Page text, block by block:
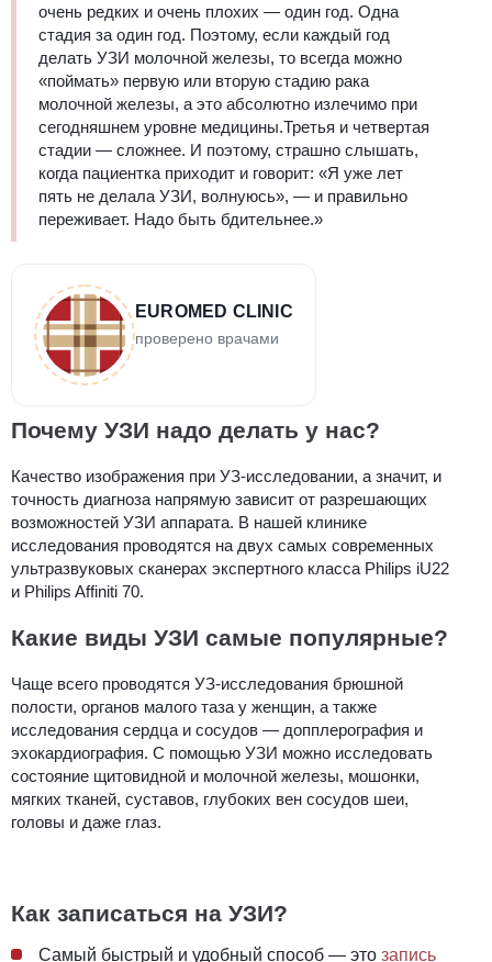
очень редких и очень плохих — один год. Одна
стадия за один год. Поэтому, если каждый год
делать УЗИ молочной железы, то всегда можно
«поймать» первую или вторую стадию рака
молочной железы, а это абсолютно излечимо при
сегодняшнем уровне медицины.Третья и четвертая
стадии — сложнее. И поэтому, страшно слышать,
когда пациентка приходит и говорит: «Я уже лет
пять не делала УЗИ, волнуюсь», — и правильно
переживает. Надо быть бдительнее.»
EUROMED CLINIC
проверено врачами
Почему УЗИ надо делать у нас?
Качество изображения при УЗ-исследовании, а значит, и
точность диагноза напрямую зависит от разрешающих
возможностей УЗИ аппарата. В нашей клинике
исследования проводятся на двух самых современных
ультразвуковых сканерах экспертного класса Philips iU22
и Philips Affiniti 70.
Какие виды УЗИ самые популярные?
Чаще всего проводятся УЗ-исследования брюшной
полости, органов малого таза у женщин, а также
исследования сердца и сосудов — допплерография и
эхокардиография. С помощью УЗИ можно исследовать
состояние щитовидной и молочной железы, мошонки,
мягких тканей, суставов, глубоких вен сосудов шеи,
головы и даже глаз.
Как записаться на УЗИ?
Самый быстрый и удобный способ — это запись